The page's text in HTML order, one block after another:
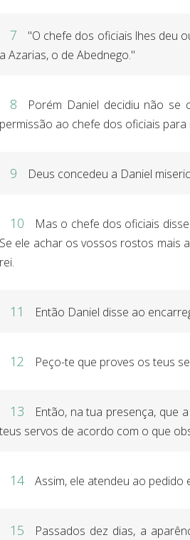
7
"O chefe dos oficiais lhes deu
a Azarias, o de Abednego."
8
Porém Daniel decidiu não
permissão ao chefe dos oficiais
9 Deus concedeu a Daniel
10
Mas o chefe dos oficiais
Se ele achar os vossos rostos mais
rei.
11 Então Daniel disse ao
12 Peço-te que proves os teus
13
Então, na tua presença, que
teus servos de acordo com o que
14 Assim, ele atendeu ao
15
Passados dez dias, a